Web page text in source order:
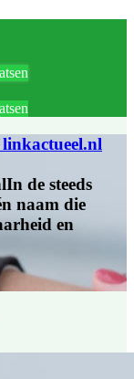
de steeds
naam die
en